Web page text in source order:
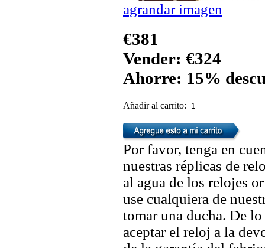
agrandar imagen
€381
Vender: €324
Ahorre: 15%
Añadir al carrito:
Por favor, tenga en
nuestras réplicas de
al agua de los relojes
use cualquiera de
tomar una ducha. De
aceptar el reloj a la